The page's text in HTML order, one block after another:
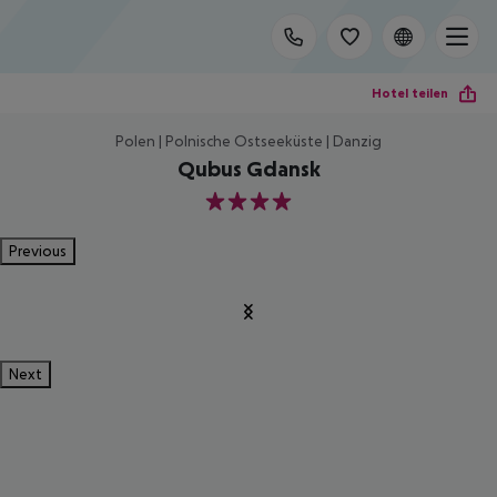
Hotel teilen
Polen | Polnische Ostseeküste | Danzig
Qubus Gdansk
4
Previous
Next